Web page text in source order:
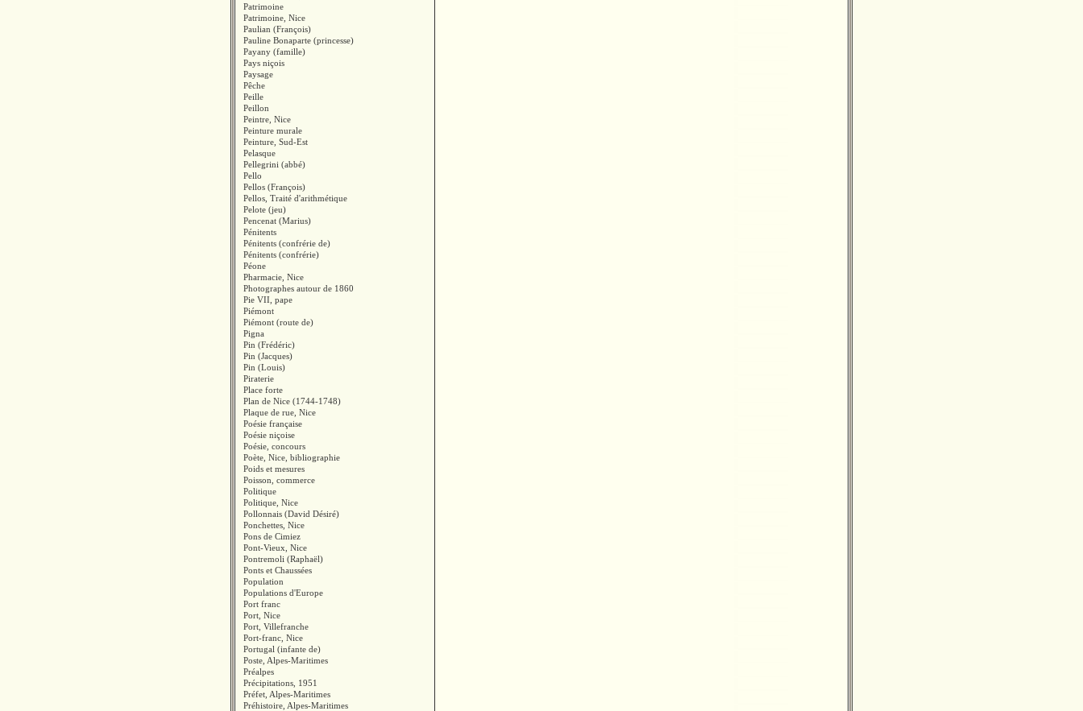
Patrimoine
Patrimoine, Nice
Paulian (François)
Pauline Bonaparte (princesse)
Payany (famille)
Pays niçois
Paysage
Pêche
Peille
Peillon
Peintre, Nice
Peinture murale
Peinture, Sud-Est
Pelasque
Pellegrini (abbé)
Pello
Pellos (François)
Pellos, Traité d'arithmétique
Pelote (jeu)
Pencenat (Marius)
Pénitents
Pénitents (confrérie de)
Pénitents (confrérie)
Péone
Pharmacie, Nice
Photographes autour de 1860
Pie VII, pape
Piémont
Piémont (route de)
Pigna
Pin (Frédéric)
Pin (Jacques)
Pin (Louis)
Piraterie
Place forte
Plan de Nice (1744-1748)
Plaque de rue, Nice
Poésie française
Poésie niçoise
Poésie, concours
Poète, Nice, bibliographie
Poids et mesures
Poisson, commerce
Politique
Politique, Nice
Pollonnais (David Désiré)
Ponchettes, Nice
Pons de Cimiez
Pont-Vieux, Nice
Pontremoli (Raphaël)
Ponts et Chaussées
Population
Populations d'Europe
Port franc
Port, Nice
Port, Villefranche
Port-franc, Nice
Portugal (infante de)
Poste, Alpes-Maritimes
Préalpes
Précipitations, 1951
Préfet, Alpes-Maritimes
Préhistoire, Alpes-Maritimes